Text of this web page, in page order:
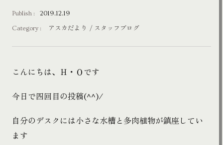
Publish : 2019.12.19
Category : アスカだより スタッフブログ
こんにちは、Ｈ・Ｏです
今日で四回目の投稿(^^)/
自分のデスクには小さな水槽と多肉植物が鎮座してい
ます